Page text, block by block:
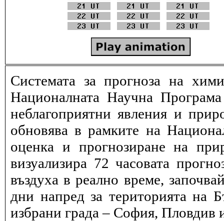
Системата за прогноза на
Националната Научна
неблагоприятни явления и
обновява в рамките на
оценка и прогнозиране на
визуализира 72 часовата
въздуха в реално време,
дни напред за територията на
избрани града – София, Пловдив